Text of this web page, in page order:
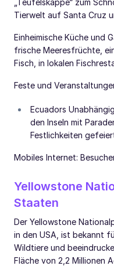
Tierwelt auf Santa Cruz
Einheimische Küche und
frische Meeresfrüchte,
Fisch, in lokalen
Feste und
Ecuadors
den Inseln mit
Festlichkeiten
Mobiles Internet:
Yellowstone
Staaten
Der Yellowstone
in den USA, ist bekannt
Wildtiere und
Fläche von 2,2 Millionen